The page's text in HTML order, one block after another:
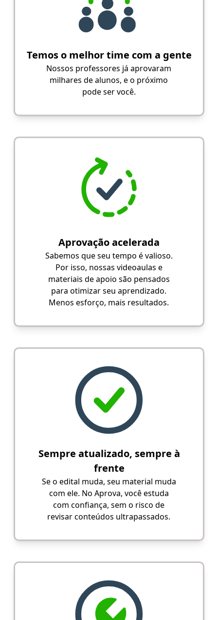
Temos o melhor time com a gente
Nossos professores já aprovaram
milhares de alunos, e o próximo
pode ser você.
Aprovação acelerada
Sabemos que seu tempo é valioso.
Por isso, nossas videoaulas e
materiais de apoio são pensados
para otimizar seu aprendizado.
Menos esforço, mais resultados.
Sempre atualizado, sempre à
frente
Se o edital muda, seu material muda
com ele. No Aprova, você estuda
com confiança, sem o risco de
revisar conteúdos ultrapassados.